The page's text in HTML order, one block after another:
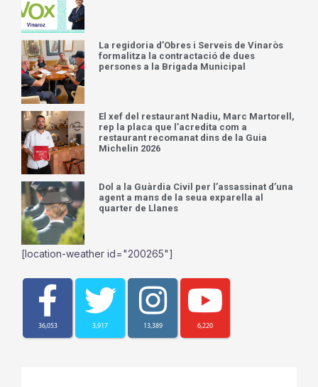
La regidoria d’Obres i Serveis de Vinaròs
formalitza la contractació de dues
persones a la Brigada Municipal
El xef del restaurant Nadiu, Marc Martorell,
rep la placa que l’acredita com a
restaurant recomanat dins de la Guia
Michelin 2026
Dol a la Guàrdia Civil per l’assassinat d’una
agent a mans de la seua exparella al
quarter de Llanes
[location-weather id="200265"]
36,053 3,917 13,389 6,220